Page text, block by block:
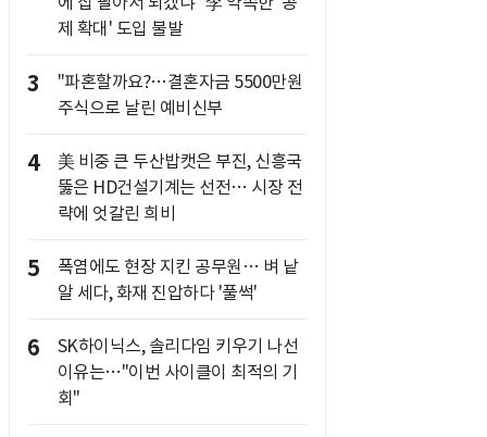
제 확대' 도입 불발
3
"파혼할까요?…결혼자금 5500만원
주식으로 날린 예비신부
4
美 비중 큰 두산밥캣은 부진, 신흥국
뚫은 HD건설기계는 선전… 시장 전
략에 엇갈린 희비
5
폭염에도 현장 지킨 공무원… 벼 낱
알 세다, 화재 진압하다 '풀썩'
6
SK하이닉스, 솔리다임 키우기 나선
이유는…"이번 사이클이 최적의 기
회"